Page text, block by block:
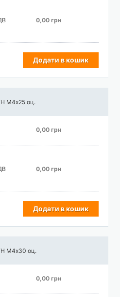
0,00 грн
Додати в кошик
М4х25 оц.
0,00 грн
0,00 грн
Додати в кошик
М4х30 оц.
0,00 грн